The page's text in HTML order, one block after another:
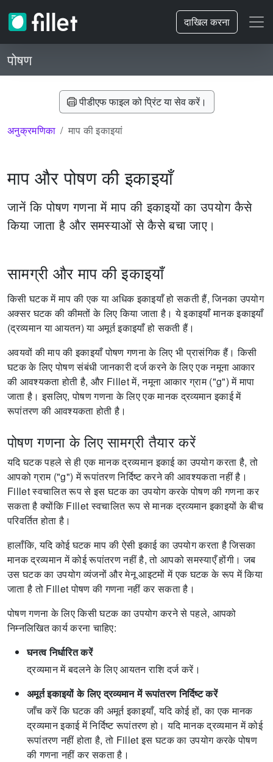
दाखिल करना
पोषण
पीडीएफ फाइल को प्रिंट या सेव करें।
अनुक्रमणिका माप की इकाइयां
माप और पोषण की इकाइयाँ
जानें कि पोषण गणना में माप की इकाइयों का उपयोग कैसे
किया जाता है और समस्याओं से कैसे बचा जाए।
सामग्री और माप की इकाइयाँ
किसी घटक में माप की एक या अधिक इकाइयाँ हो सकती हैं, जिनका उपयोग
अक्सर घटक की कीमतों के लिए किया जाता है। ये इकाइयाँ मानक इकाइयाँ
(द्रव्यमान या आयतन) या अमूर्त इकाइयाँ हो सकती हैं।
अवयवों की माप की इकाइयाँ पोषण गणना के लिए भी प्रासंगिक हैं। किसी
घटक के लिए पोषण संबंधी जानकारी दर्ज करने के लिए एक नमूना आकार
की आवश्यकता होती है, और Fillet में, नमूना आकार ग्राम ("g") में मापा
जाता है। इसलिए, पोषण गणना के लिए एक मानक द्रव्यमान इकाई में
रूपांतरण की आवश्यकता होती है।
पोषण गणना के लिए सामग्री तैयार करें
यदि घटक पहले से ही एक मानक द्रव्यमान इकाई का उपयोग करता है, तो
आपको ग्राम ("g") में रूपांतरण निर्दिष्ट करने की आवश्यकता नहीं है।
Fillet स्वचालित रूप से इस घटक का उपयोग करके पोषण की गणना कर
सकता है क्योंकि Fillet स्वचालित रूप से मानक द्रव्यमान इकाइयों के बीच
परिवर्तित होता है।
हालाँकि, यदि कोई घटक माप की ऐसी इकाई का उपयोग करता है जिसका
मानक द्रव्यमान में कोई रूपांतरण नहीं है, तो आपको समस्याएँ होंगी। जब
उस घटक का उपयोग व्यंजनों और मेनू आइटमों में एक घटक के रूप में किया
जाता है तो Fillet पोषण की गणना नहीं कर सकता है।
पोषण गणना के लिए किसी घटक का उपयोग करने से पहले, आपको
निम्नलिखित कार्य करना चाहिए:
घनत्व निर्धारित करें
द्रव्यमान में बदलने के लिए आयतन राशि दर्ज करें।
अमूर्त इकाइयों के लिए द्रव्यमान में रूपांतरण निर्दिष्ट करें
जाँच करें कि घटक की अमूर्त इकाइयाँ, यदि कोई हों, का एक मानक
द्रव्यमान इकाई में निर्दिष्ट रूपांतरण हो। यदि मानक द्रव्यमान में कोई
रूपांतरण नहीं होता है, तो Fillet इस घटक का उपयोग करके पोषण
की गणना नहीं कर सकता है।